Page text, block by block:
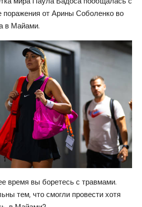
поражения от Арины Соболенко во
в Майами.
время вы боретесь с травмами.
тем, что смогли провести хотя